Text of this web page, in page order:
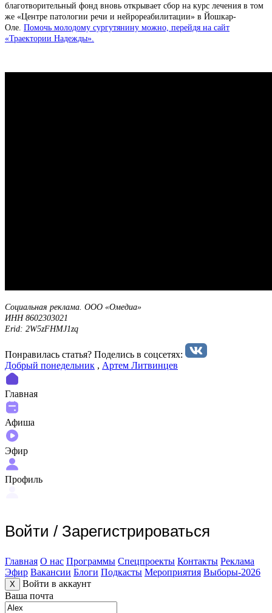
благотворительный фонд вновь открывает сбор на курс лечения в том
же «Центре патологии речи и нейрореабилитации» в Йошкар-
Оле. Помочь молодому сургутянину можно, перейдя на сайт
«Траектории Надежды».
Социальная реклама. ООО «Омедиа»
ИНН 8602303021
Erid: 2W5zFHMJ1zq
Понравилась статья? Поделиcь в соцсетях:
Добрый понедельник , Артем Литвинцев
Главная
Афиша
Эфир
Профиль
Войти / Зарегистрироваться
Главная О нас Программы Спецпроекты Контакты Реклама
Эфир Вакансии Блоги Подкасты Мероприятия Выборы-2026
X
Войти в аккаунт
Ваша почта